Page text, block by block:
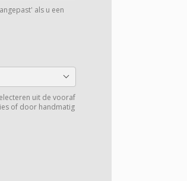
als u een
uit de vooraf
of door handmatig